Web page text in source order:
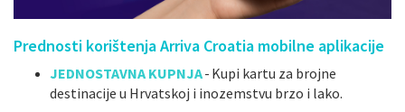
Prednosti korištenja Arriva Croatia mobilne aplikacije
JEDNOSTAVNA KUPNJA- Kupi kartu za brojne
destinacije u Hrvatskoj i inozemstvu brzo i lako.